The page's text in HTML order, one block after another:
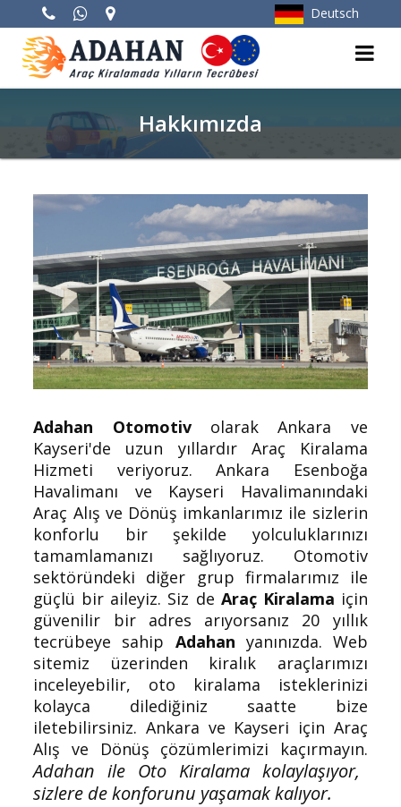
Deutsch
Hakkımızda
Adahan Otomotivolarak Ankara ve
Kayseri'de uzun yıllardır Araç Kiralama
Hizmeti veriyoruz. Ankara Esenboğa
Havalimanı ve Kayseri Havalimanındaki
Araç Alış ve Dönüş imkanlarımız ile sizlerin
konforlu bir şekilde yolculuklarınızı
tamamlamanızı sağlıyoruz. Otomotiv
sektöründeki diğer grup firmalarımız ile
güçlü bir aileyiz. Siz de Araç Kiralama için
güvenilir bir adres arıyorsanız 20 yıllık
tecrübeye sahip Adahan yanınızda. Web
sitemiz üzerinden kiralık araçlarımızı
inceleyebilir, oto kiralama isteklerinizi
kolayca dilediğiniz saatte bize
iletebilirsiniz. Ankara ve Kayseri için Araç
Alış ve Dönüş çözümlerimizi kaçırmayın.
Adahan ile Oto Kiralama kolaylaşıyor,
sizlere de konforunu yaşamak kalıyor.